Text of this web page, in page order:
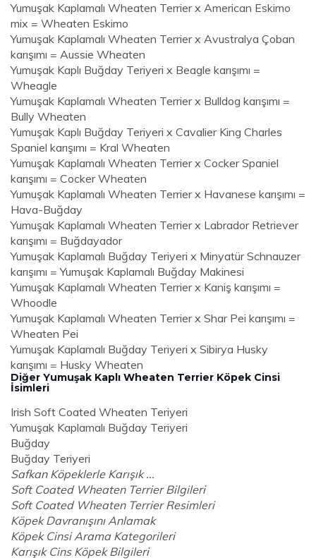
Yumuşak Kaplamalı Wheaten Terrier x American Eskimo
mix = Wheaten Eskimo
Yumuşak Kaplamalı Wheaten Terrier x Avustralya Çoban
karışımı = Aussie Wheaten
Yumuşak Kaplı Buğday Teriyeri x Beagle karışımı =
Wheagle
Yumuşak Kaplamalı Wheaten Terrier x Bulldog karışımı =
Bully Wheaten
Yumuşak Kaplı Buğday Teriyeri x Cavalier King Charles
Spaniel karışımı = Kral Wheaten
Yumuşak Kaplamalı Wheaten Terrier x Cocker Spaniel
karışımı = Cocker Wheaten
Yumuşak Kaplamalı Wheaten Terrier x Havanese karışımı =
Hava-Buğday
Yumuşak Kaplamalı Wheaten Terrier x Labrador Retriever
karışımı = Buğdayador
Yumuşak Kaplamalı Buğday Teriyeri x Minyatür Schnauzer
karışımı = Yumuşak Kaplamalı Buğday Makinesi
Yumuşak Kaplamalı Wheaten Terrier x Kaniş karışımı =
Whoodle
Yumuşak Kaplamalı Wheaten Terrier x Shar Pei karışımı =
Wheaten Pei
Yumuşak Kaplamalı Buğday Teriyeri x Sibirya Husky
karışımı = Husky Wheaten
Diğer Yumuşak Kaplı Wheaten Terrier Köpek Cinsi
İsimleri
Irish Soft Coated Wheaten Teriyeri
Yumuşak Kaplamalı Buğday Teriyeri
Buğday
Buğday Teriyeri
Safkan Köpeklerle Karışık ...
Soft Coated Wheaten Terrier Bilgileri
Soft Coated Wheaten Terrier Resimleri
Köpek Davranışını Anlamak
Köpek Cinsi Arama Kategorileri
Karışık Cins Köpek Bilgileri